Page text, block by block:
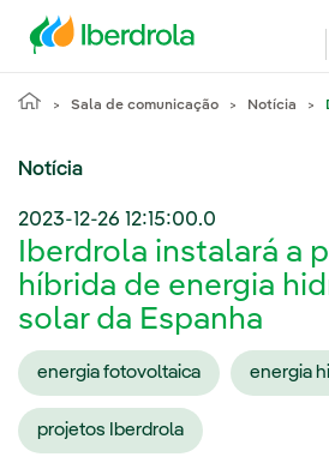
Sala de comunicação Notícia
Notícia
2023-12-26 12:15:00.0
Iberdrola instalará a
híbrida de energia
solar da Espanha
energia fotovoltaica energia
projetos Iberdrola